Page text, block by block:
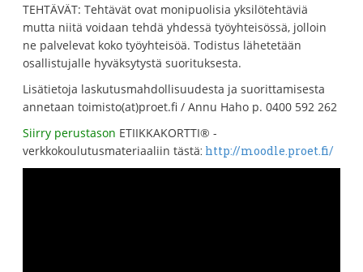
TEHTÄVÄT: Tehtävät ovat monipuolisia yksilötehtäviä
mutta niitä voidaan tehdä yhdessä työyhteisössä, jolloin
ne palvelevat koko työyhteisöä. Todistus lähetetään
osallistujalle hyväksytystä suorituksesta.
Lisätietoja laskutusmahdollisuudesta ja suorittamisesta
annetaan toimisto(at)proet.fi / Annu Haho p. 0400 592 262
Siirry perustason ETIIKKAKORTTI® -
verkkokoulutusmateriaaliin tästä: http://moodle.proet.fi/